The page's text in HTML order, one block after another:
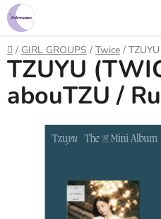
Prejsť
na
obsah
Domov
/ GIRL GROUPS / Twice /
TZUYU
abouTZU /